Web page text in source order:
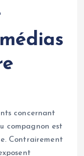
concernant
compagnon est
Contrairement